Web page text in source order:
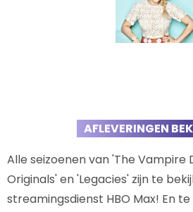
AFLEVERINGEN
Alle seizoenen van 'The Vampire
Originals' en 'Legacies' zijn te
streamingsdienst HBO Max! En